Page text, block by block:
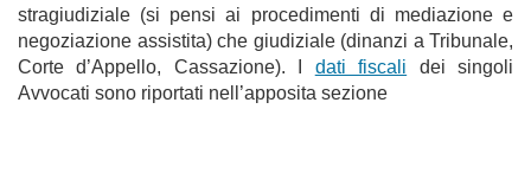
stragiudiziale (si pensi ai procedimenti di mediazione e
negoziazione assistita) che giudiziale (dinanzi a Tribunale,
Corte d’Appello, Cassazione). I dati fiscali dei singoli
Avvocati sono riportati nell’apposita sezione